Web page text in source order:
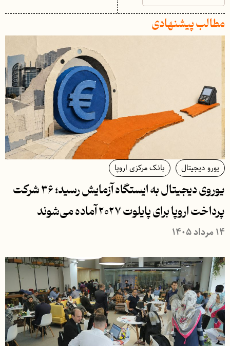
مطالب پیشنهادی
یورو دیجیتال بانک مرکزی اروپا
یوروی دیجیتال به ایستگاه آزمایش رسید؛ ۳۶ شرکت
پرداخت اروپا برای پایلوت ۲۰۲۷ آماده می‌شوند
۱۴ مرداد ۱۴۰۵